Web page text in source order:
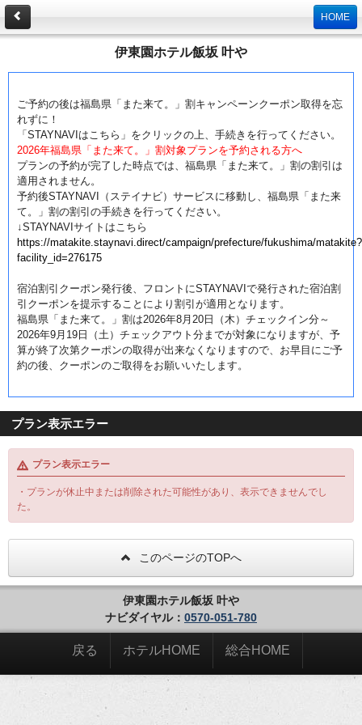
HOME
伊東園ホテル飯坂 叶や
ご予約の後は福島県「また来て。」割キャンペーンクーポン取得を忘
れずに！
「STAYNAVIはこちら」をクリックの上、手続きを行ってください。
2026年福島県「また来て。」割対象プランを予約される方へ
プランの予約が完了した時点では、福島県「また来て。」割の割引は
適用されません。
予約後STAYNAVI（ステイナビ）サービスに移動し、福島県「また来
て。」割の割引の手続きを行ってください。
↓STAYNAVIサイトはこちら
https://matakite.staynavi.direct/campaign/prefecture/fukushima/matakite?
facility_id=276175
宿泊割引クーポン発行後、フロントにSTAYNAVIで発行された宿泊割
引クーポンを提示することにより割引が適用となります。
福島県「また来て。」割は2026年8月20日（木）チェックイン分～
2026年9月19日（土）チェックアウト分までが対象になりますが、予
算が終了次第クーポンの取得が出来なくなりますので、お早目にご予
約の後、クーポンのご取得をお願いいたします。
プラン表示エラー
プラン表示エラー
・プランが休止中または削除された可能性があり、表示できませんでし
た。
このページのTOPへ
伊東園ホテル飯坂 叶や
ナビダイヤル： 0570-051-780
戻る ホテルHOME 総合HOME